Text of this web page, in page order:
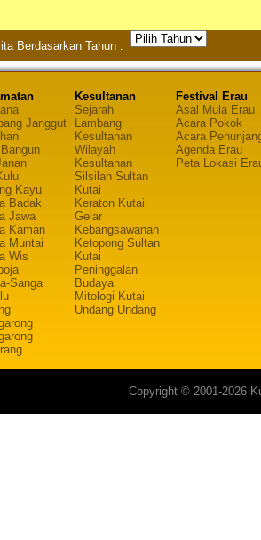
Berdasarkan Tahun :
Janggut
Kayu
Badak
Jawa
Kaman
Muntai
Wis
Sanga
Kesultanan
Sejarah
Lambang
Kesultanan
Wilayah
Kesultanan
Silsilah Sultan
Kutai
Keraton Kutai
Gelar
Kebangsawanan
Ketopong Sultan
Kutai
Peninggalan
Budaya
Mitologi Kutai
Undang Undang
Festival Erau
Asal Mula Erau
Acara Pokok
Acara
Agenda Erau
Peta Lokasi
Copyright © 2001-2026